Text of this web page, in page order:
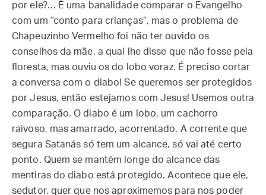
por ele?… É uma banalidade comparar o Evangelho
com um “conto para crianças”, mas o problema de
Chapeuzinho Vermelho foi não ter ouvido os
conselhos da mãe, a qual lhe disse que não fosse pela
floresta, mas ouviu os do lobo voraz. É preciso cortar
a conversa com o diabo! Se queremos ser protegidos
por Jesus, então estejamos com Jesus! Usemos outra
comparação. O diabo é um lobo, um cachorro
raivoso, mas amarrado, acorrentado. A corrente que
segura Satanás só tem um alcance, só vai até certo
ponto. Quem se mantém longe do alcance das
mentiras do diabo está protegido. Acontece que ele,
sedutor, quer que nos aproximemos para nos poder